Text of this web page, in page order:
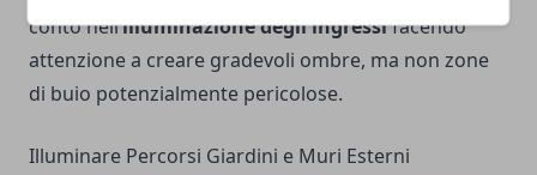
conto nell’illuminazione degli ingressifacendo
attenzione a creare gradevoli ombre, ma non zone
di buio potenzialmente pericolose.
Illuminare Percorsi Giardini e Muri Esterni